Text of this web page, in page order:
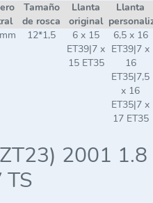
Tamaño
de rosca
Llanta
original
Llanta
12*1,5
6 x 15
ET39|7 x
15 ET35
6,5 x 16
ET39|7 x
16
ET35|7,5
x 16
ET35|7 x
17 ET35
2001 1.8
TS